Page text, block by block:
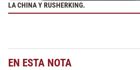
LA CHINA Y RUSHERKING.
EN ESTA NOTA